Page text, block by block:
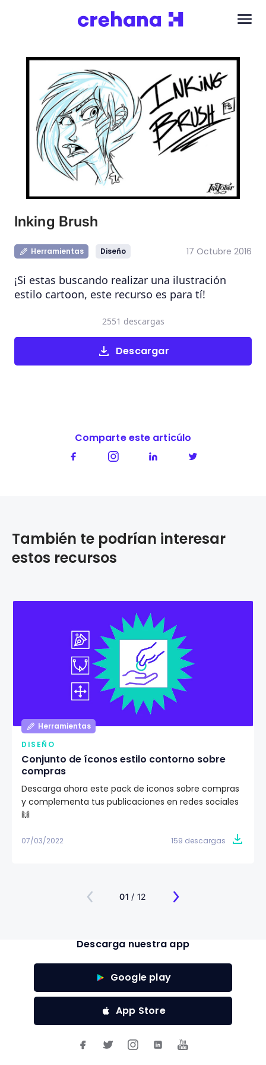
Inking Brush
Herramientas Diseño 17 Octubre 2016
¡Si estas buscando realizar una ilustración
estilo cartoon, este recurso es para tí!
Descargar
2551 descargas
Comparte este articúlo
También te podrían interesar
estos recursos
Herramientas
DISEÑO
Conjunto de íconos estilo contorno sobre
compras
Descarga ahora este pack de iconos sobre compras
y complementa tus publicaciones en redes sociales
🙌
07/03/2022 159 descargas
01 / 12
Descarga nuestra app
Google play
App Store